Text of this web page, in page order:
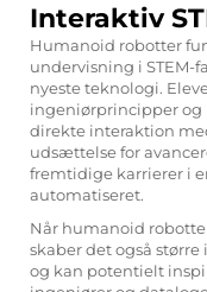
Interaktiv
Humanoid robotter
undervisning i STEM-
nyeste teknologi.
ingeniørprincipper
direkte interaktion
udsættelse for
fremtidige karrierer i
automatiseret.
Når humanoid
skaber det også
og kan potentielt